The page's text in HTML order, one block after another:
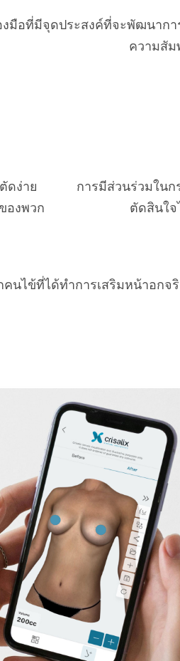
องมือที่มีจุดประสงค์ที่จะพัฒนา
ความสัม
ดง่าย
องพวก
การมีส่วนร่วมใน
ตัดสินใ
นไข้ที่ได้ทำการเสริมหน้าอกจ